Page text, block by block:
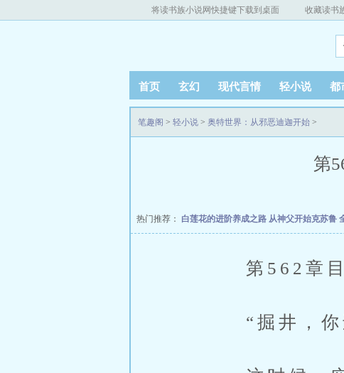
将读书族小说网快捷键下载到桌面 收藏读书
首页 玄幻 现代言情 轻小说 都
笔趣阁 > 轻小说 > 奥特世界：从邪恶迪迦开始 >
第
热门推荐： 白莲花的进阶养成之路 从神父开始克苏鲁
第562章目标
“掘井，你